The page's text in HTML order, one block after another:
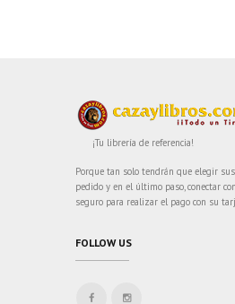
¡Tu librería de referencia!
Porque tan solo tendrán que elegir
pedido y en el último paso, conectar
seguro para realizar el pago con su
FOLLOW US